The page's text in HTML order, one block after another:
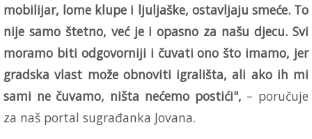
mobilijar, lome klupe i ljuljaške, ostavljaju smeće. To
nije samo štetno, već je i opasno za našu djecu. Svi
moramo biti odgovorniji i čuvati ono što imamo, jer
gradska vlast može obnoviti igrališta, ali ako ih mi
sami ne čuvamo, ništa nećemo postići", – poručuje
za naš portal sugrađanka Jovana.